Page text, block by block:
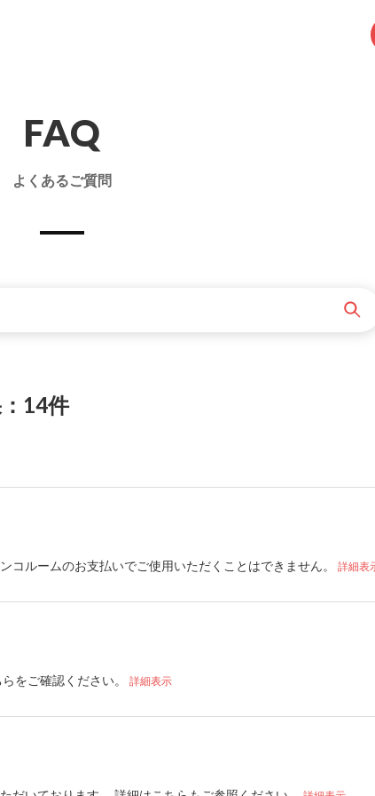
FAQ
よくあるご質問
14件
ルームのお支払いでご使用いただくことはできません。 詳細表
をご確認ください。 詳細表示